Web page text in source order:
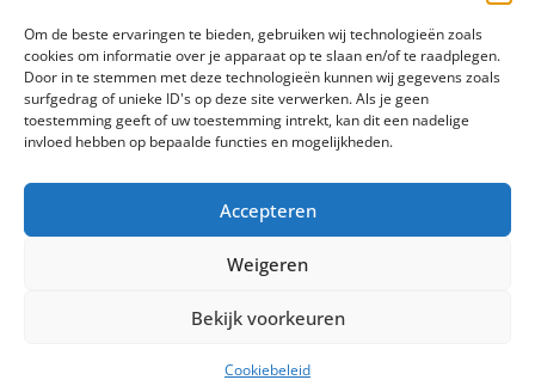
Om de beste ervaringen te bieden, gebruiken wij technologieën zoals
cookies om informatie over je apparaat op te slaan en/of te raadplegen.
Door in te stemmen met deze technologieën kunnen wij gegevens zoals
surfgedrag of unieke ID's op deze site verwerken. Als je geen
toestemming geeft of uw toestemming intrekt, kan dit een nadelige
invloed hebben op bepaalde functies en mogelijkheden.
Accepteren
Weigeren
Bekijk voorkeuren
Cookiebeleid
Cookiebeleid
Contact
Volg ons